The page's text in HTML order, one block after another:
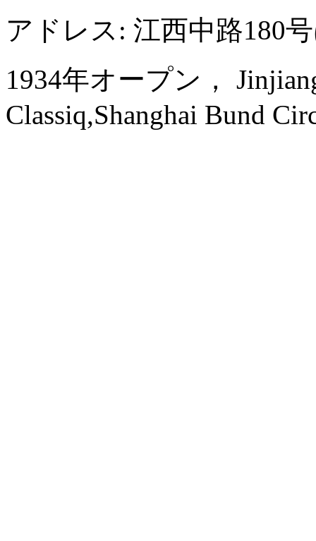
アドレス: 江西中路180
1934年オープン，
Classiq,Shanghai Bund